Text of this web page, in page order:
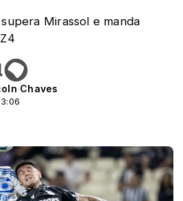
Mirassol e manda
Chaves